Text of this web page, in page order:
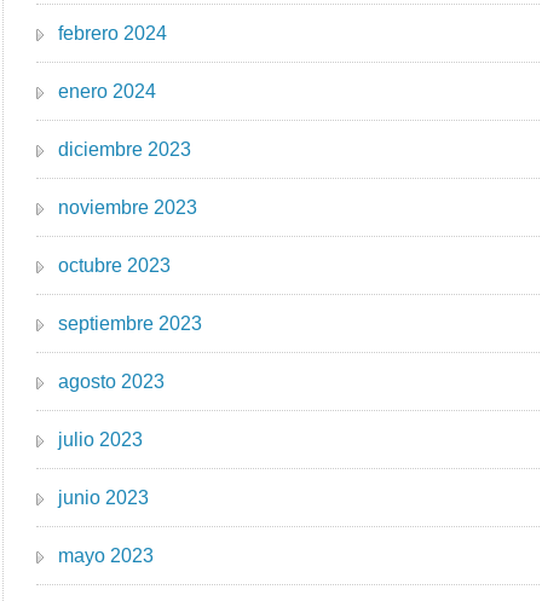
febrero 2024
enero 2024
diciembre 2023
noviembre 2023
octubre 2023
septiembre 2023
agosto 2023
julio 2023
junio 2023
mayo 2023